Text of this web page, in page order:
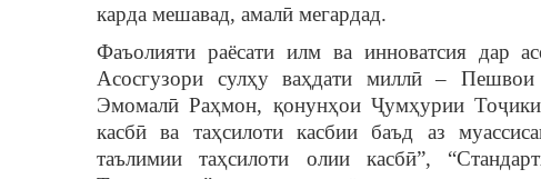
карда мешавад, амалӣ мегардад.
Фаъолияти раёсати илм ва инноватсия дар
Асосгузори сулҳу ваҳдати миллӣ –
Эмомалӣ Раҳмон, қонунҳои Ҷумҳурии
касбӣ ва таҳсилоти касбии баъд аз
таълимии таҳсилоти олии касбӣ”,